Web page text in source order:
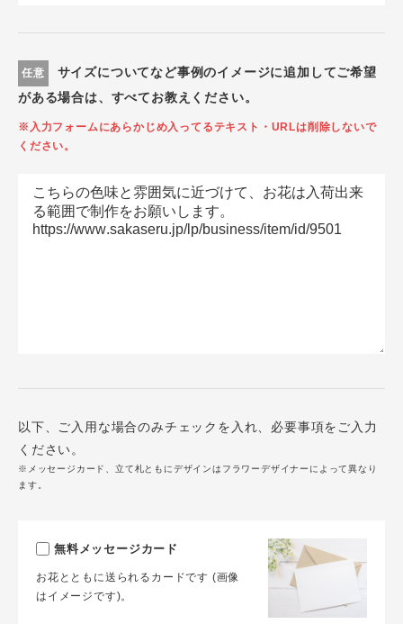
任意
サイズについてなど事例のイメージに追加してご希望
がある場合は、すべてお教えください。
※入力フォームにあらかじめ入ってるテキスト・URLは削除しないで
ください。
以下、ご入用な場合のみチェックを入れ、必要事項をご入力
ください。
※メッセージカード、立て札ともにデザインはフラワーデザイナーによって異なり
ます。
無料メッセージカード
お花とともに送られるカードです (画像
はイメージです)。